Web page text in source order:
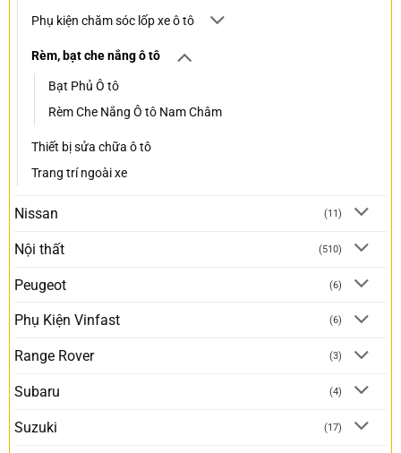
Phụ kiện chăm sóc lốp xe ô tô
Rèm, bạt che nắng ô tô
Bạt Phủ Ô tô
Rèm Che Nắng Ô tô Nam Châm
Thiết bị sửa chữa ô tô
Trang trí ngoài xe
Nissan (11)
Nội thất (510)
Peugeot (6)
Phụ Kiện Vinfast (6)
Range Rover (3)
Subaru (4)
Suzuki (17)